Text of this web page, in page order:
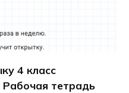
4 класс
тетрадь